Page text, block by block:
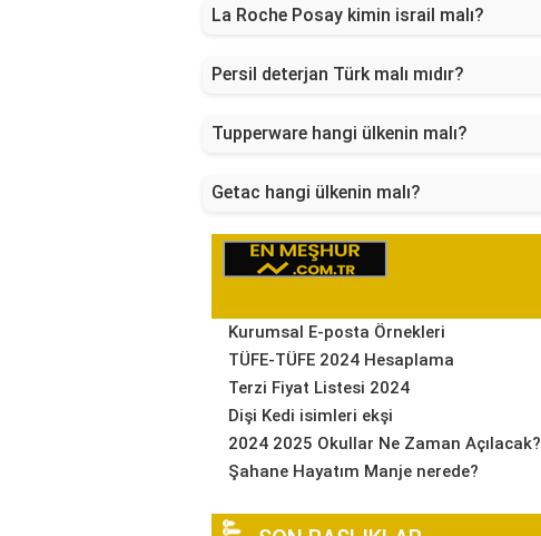
La Roche Posay kimin israil malı?
Persil deterjan Türk malı mıdır?
Tupperware hangi ülkenin malı?
Getac hangi ülkenin malı?
Kurumsal E-posta Örnekleri
TÜFE-TÜFE 2024 Hesaplama
Terzi Fiyat Listesi 2024
Dişi Kedi isimleri ekşi
2024 2025 Okullar Ne Zaman Açılacak?
Şahane Hayatım Manje nerede?